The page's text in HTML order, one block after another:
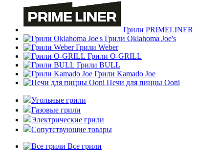
Грили PRIMELINER
Грили Oklahoma Joe's
Грили Weber
Грили O-GRILL
Грили BULL
Грили Kamado Joe
Печи для пиццы Ooni
Угольные грили
Газовые грили
Электрические грили
Сопутствующие товары
Все грили